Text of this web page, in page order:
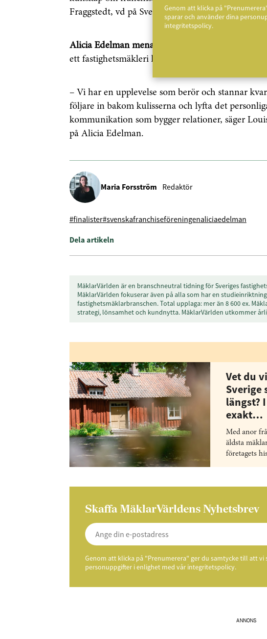
Fraggstedt, vd på Svenska Franchiseföreningen, i
Alicia Edelman menar
ett fastighetsmäkleri kommunicerar”.
– Vi har en upplevelse som berör och stannar
följare in bakom kulisserna och lyfta det
kommunikation som bygger relationer, säger
på Alicia Edelman.
Maria Forsström Redaktör
#finalister#svenskafranchiseföreningenaliciaedelman
Dela artikeln
MäklarVärlden är en branschneutral tidning för Sveriges
MäklarVärlden fokuserar även på alla som har en
fastighetsmäklarbranschen. Total upplaga: mer än 8 600 ex.
strategi, lönsamhet och kundnytta. MäklarVärlden utkommer
Vet du
Sverige
längst?
exakt…
Med anor
äldsta
företagets
Skaffa MäklarVärldens Nyhetsbrev
Genom att klicka på "Prenumerera" ger du samtycke till att vi
personuppgifter i enlighet med vår integritetspolicy.
ANNONS
Genom att klicka på
sparar och använder dina
integritetspolicy.